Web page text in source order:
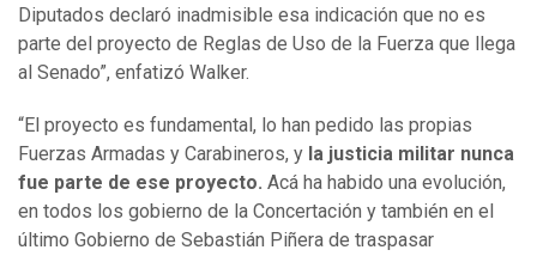
Diputados declaró inadmisible esa indicación que no es
parte del proyecto de Reglas de Uso de la Fuerza que llega
al Senado”, enfatizó Walker.
“El proyecto es fundamental, lo han pedido las propias
Fuerzas Armadas y Carabineros, y la justicia militar nunca
fue parte de ese proyecto. Acá ha habido una evolución,
en todos los gobierno de la Concertación y también en el
último Gobierno de Sebastián Piñera de traspasar